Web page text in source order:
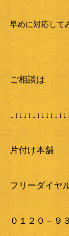
早めに対応して
ご相談は
片付け本舗
フリーダイヤ
０１２０－９